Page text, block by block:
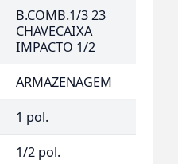
B.COMB.1/3 23
CHAVECAIXA
IMPACTO 1/2
ARMAZENAGEM
1 pol.
1/2 pol.